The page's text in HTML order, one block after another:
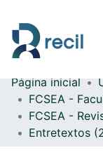
Comunidades &
Percorrer
Página inicial
Entretextos